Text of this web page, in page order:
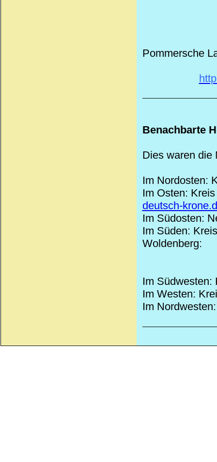
Pommersche
Benachbarte
Dies waren die
Im Nordosten:
Im Osten:
deutsch-
Im Südosten:
Im Süden:
Woldenberg:
Im Südwesten:
Im Westen:
Im